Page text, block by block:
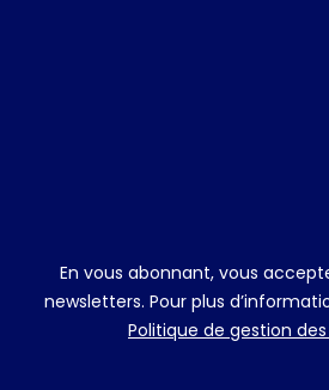
En vous abonnant, vous
newsletters. Pour plus
Politique de gestion